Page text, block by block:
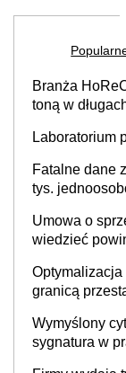
Branża
toną w
Laboratorium
Fatalne dane
tys.
Umowa o
wiedzieć
granicą
Wymyślony
sygnatura w